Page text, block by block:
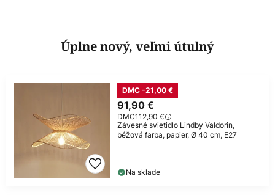
Úplne nový, veľmi útulný
91,90 €
DMC112,90 €
DMC -21,00 €
Závesné svietidlo Lindby Valdorin,
béžová farba, papier, Ø 40 cm, E27
Na sklade